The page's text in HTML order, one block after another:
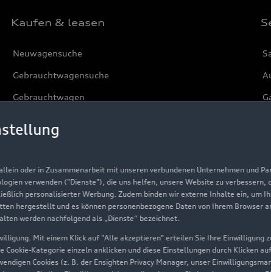
oder in Zusammenarbeit mit unseren verbundenen Unternehmen und
verwenden ("Dienste"), die uns helfen, unsere Website zu
personalisierter Werbung. Zudem binden wir externe Inhalte ein, um
hergestellt und es können personenbezogene Daten von Ihrem Browser
werden nachfolgend als „Dienste“ bezeichnet.
Mit einem Klick auf "Alle akzeptieren" erteilen Sie Ihre Einwilligung
Kategorie einzeln anklicken und diese Einstellungen durch Klicken
Cookies (z. B. der Ensighten Privacy Manager, unser
Kaufen & leasen
Neuwagensuche
Gebrauchtwagensuche
Gebrauchtwagen
Aktionen & Angebote
Über Audi
Unternehmen
Karriere